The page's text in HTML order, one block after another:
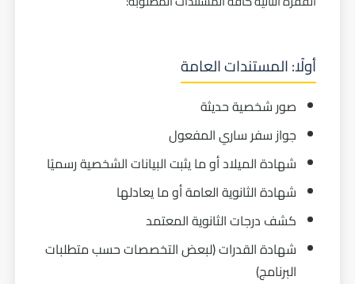
أولًا: المستندات العامة
صور شخصية حديثة
جواز سفر ساري المفعول
شهادة الميلاد أو ما يثبت البيانات الشخصية رسميًا
شهادة الثانوية العامة أو ما يعادلها
كشف درجات الثانوية المعتمد
شهادة القدرات (لبعض التخصصات حسب متطلبات
البرنامج)